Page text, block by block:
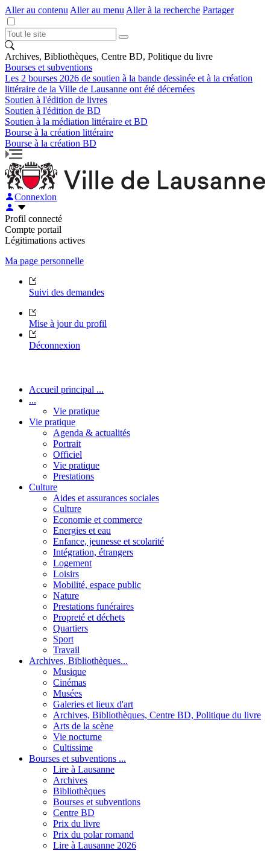
Aller au contenu Aller au menu Aller à la recherche Partager
Archives, Bibliothèques, Centre BD, Politique du livre
Bourses et subventions
Les 2 bourses 2026 de soutien à la bande dessinée et à la création
littéraire de la Ville de Lausanne ont été décernées
Soutien à l'édition de livres
Soutien à l'édition de BD
Soutien à la médiation littéraire et BD
Bourse à la création littéraire
Bourse à la création BD
Connexion
Profil connecté
Compte portail
Légitimations actives
Ma page personnelle
Suivi des demandes
Mise à jour du profil
Déconnexion
Accueil principal ...
...
Vie pratique
Vie pratique
Agenda & actualités
Portrait
Officiel
Vie pratique
Prestations
Culture
Aides et assurances sociales
Culture
Economie et commerce
Energies et eau
Enfance, jeunesse et scolarité
Intégration, étrangers
Logement
Loisirs
Mobilité, espace public
Nature
Prestations funéraires
Propreté et déchets
Quartiers
Sport
Travail
Archives, Bibliothèques...
Musique
Cinémas
Musées
Galeries et lieux d'art
Archives, Bibliothèques, Centre BD, Politique du livre
Arts de la scène
Vie nocturne
Cultissime
Bourses et subventions ...
Lire à Lausanne
Archives
Bibliothèques
Bourses et subventions
Centre BD
Prix du livre
Prix du polar romand
Lire à Lausanne 2026